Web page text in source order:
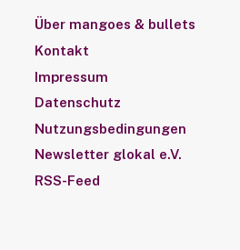
Über mangoes & bullets
Kontakt
Impressum
Datenschutz
Nutzungsbedingungen
Newsletter glokal e.V.
RSS-Feed